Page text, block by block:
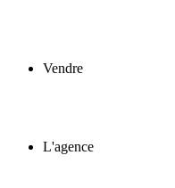
Vendre
L'agence